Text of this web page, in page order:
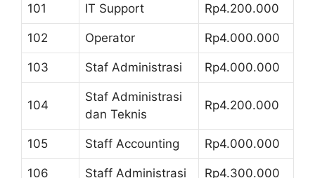
101 IT Support Rp4.200.000
102 Operator Rp4.000.000
103 Staf Administrasi Rp4.000.000
104
Staf Administrasi
dan Teknis
Rp4.200.000
105 Staff Accounting Rp4.000.000
106 Staff Administrasi Rp4.300.000